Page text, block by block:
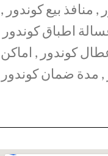
منافذ بيع كوندور ,
اطباق كوندور
كوندور , اماكن
, مدة ضمان كوندور